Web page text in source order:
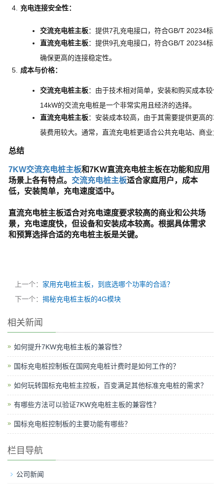
充电连接安全性：
交流充电桩主板：提供7孔充电接口，符合GB/T 20234标
直流充电桩主板：提供9孔充电接口，符合GB/T 20234标
确保更高的连接稳定性。
成本与价格：
交流充电桩主板：由于技术相对简单，安装和购买成本较
14kW的交流充电桩是一个非常实用且经济的选择。
直流充电桩主板：安装成本较高，由于其需要提供更高的
装费用较大。通常，直流充电桩更适合公共充电站、商业
总结
7KW交流充电桩主板和7KW直流充电桩主板在功能和应用
场景上各有特点。 交流充电桩主板适合家庭用户，成本
低，安装简单，充电速度适中。
直流充电桩主板适合对充电速度要求较高的商业和公共场
景，充电速度快，但设备和安装成本较高。根据具体需求
和预算选择合适的充电桩主板是关键。
上一个： 家用充电桩主板，到底选哪个功率的合适？
下一个： 揭秘充电桩主板的4G模块
相关新闻
如何提升7KW充电桩主板的兼容性？
国标充电桩控制板在国网充电桩计费时是如何工作的？
如何玩转国标充电桩主控板，百变满足其他标准充电桩的需求？
有哪些方法可以验证7KW充电桩主板的兼容性？
国标充电桩控制板的主要功能有哪些？
栏目导航
公司新闻